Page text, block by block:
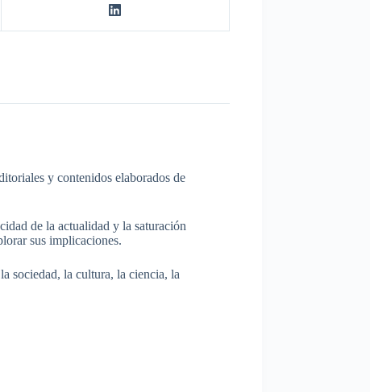
y contenidos elaborados de
de la actualidad y la saturación
sus implicaciones.
sociedad, la cultura, la ciencia, la